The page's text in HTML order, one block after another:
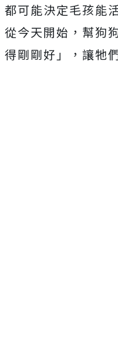
都可能決定毛孩能
從今天開始，幫狗
得剛剛好」，讓牠